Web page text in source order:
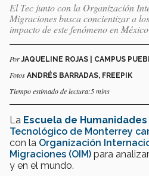
El Tec junto con la Organización
Migraciones busca concientizar a
impacto de este fenómeno en México
PorJAQUELINE ROJAS | CAMPUS
Fotos ANDRÉS BARRADAS, FREEPIK
Tiempo estimado de lectura:5 mins
La Escuela de Humanidades
Tecnológico de Monterrey
con la Organización
Migraciones (OIM) para
y en el mundo.